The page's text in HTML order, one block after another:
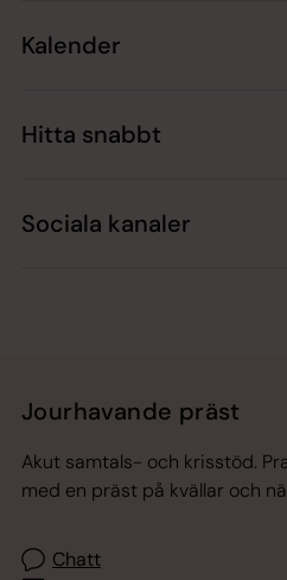
Kalender
Hitta snabbt
Sociala kanaler
Jourhavande präst
Akut samtals- och krisstöd.
med en präst på kvällar och
Chatt